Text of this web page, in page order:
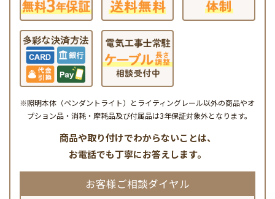
※照明本体（ペンダントライト）とライティングレール以外の商品やオ
プション品・消耗・摩耗品及び付属品は3年保証対象外となります。
商品や取り付けでわからないことは、
お電話でも丁寧にお答えします。
お客様ご相談ダイヤル